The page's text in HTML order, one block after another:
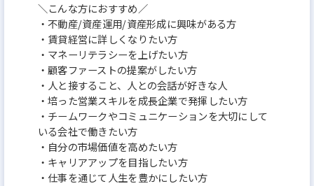
＼こんな方におすすめ／
・不動産/資産運用/資産形成に興味がある方
・賃貸経営に詳しくなりたい方
・マネーリテラシーを上げたい方
・顧客ファーストの提案がしたい方
・人と接すること、人との会話が好きな人
・培った営業スキルを成長企業で発揮したい方
・チームワークやコミュニケーションを大切にして
いる会社で働きたい方
・自分の市場価値を高めたい方
・キャリアアップを目指したい方
・仕事を通じて人生を豊かにしたい方